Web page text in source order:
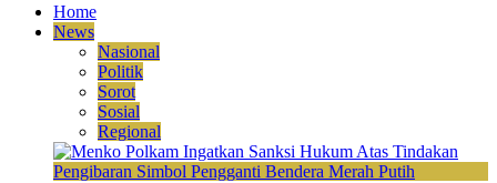
Home
News
Nasional
Politik
Sorot
Sosial
Regional